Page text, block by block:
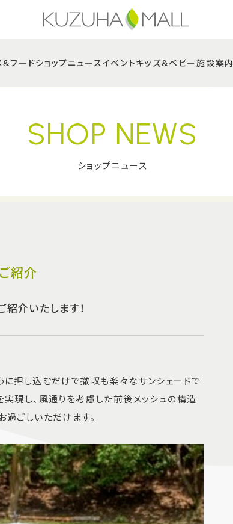
フードショップニュース イベントキッズ＆ベビー施設案内
SHOP NEWS
ショップニュース
紹介
介いたします！
押し込むだけで撤収も楽々なサンシェードで
現し、風通りを考慮した前後メッシュの構造
ごしいただけます。